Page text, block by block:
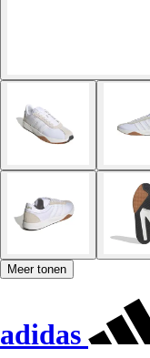
Meer tonen
adidas